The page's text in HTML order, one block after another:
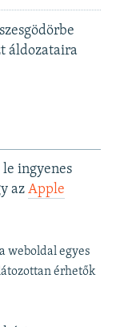
áldozataira
ingyenes
az Apple
weboldal egyes
érhetők